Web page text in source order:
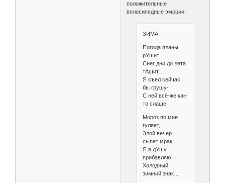
положительные
велосипедные эмоции!
ЗИМА
Погода планы
рУшит…
Снег дни до лета
тАщит…
Я съел сейчас
бы грушу-
С ней всё-же как-
то слаще.
Мороз по мне
гуляет,
Злой вечер
сыпет мрак…
Я в дУшу
прибавляю
Холодный
зимний знак…